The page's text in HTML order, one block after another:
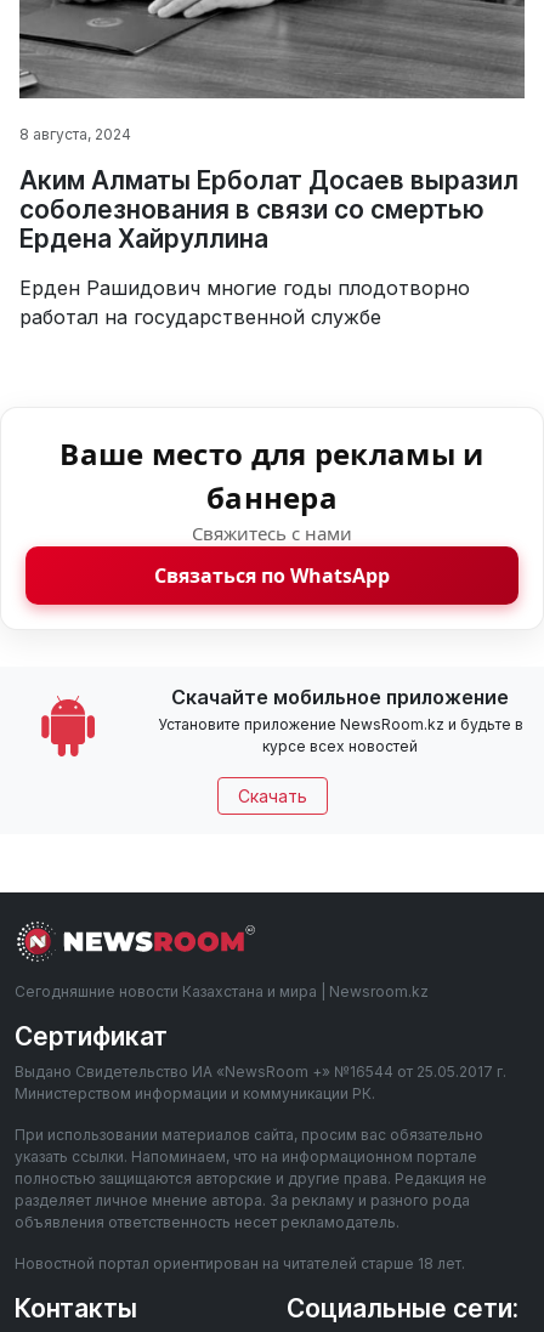
8 августа, 2024
Аким Алматы Ерболат Досаев выразил
соболезнования в связи со смертью
Ердена Хайруллина
Ерден Рашидович многие годы плодотворно
работал на государственной службе
Ваше место для рекламы и
баннера
Свяжитесь с нами
Связаться по WhatsApp
Скачайте мобильное приложение
Установите приложение NewsRoom.kz и будьте в
курсе всех новостей
Скачать
Сегодняшние новости Казахстана и мира | Newsroom.kz
Сертификат
Выдано Свидетельство ИА «NewsRoom +» №16544 от 25.05.2017 г.
Министерством информации и коммуникации РК.
При использовании материалов сайта, просим вас обязательно
указать ссылки. Напоминаем, что на информационном портале
полностью защищаются авторские и другие права. Редакция не
разделяет личное мнение автора. За рекламу и разного рода
объявления ответственность несет рекламодатель.
Новостной портал ориентирован на читателей старше 18 лет.
Контакты Социальные сети: